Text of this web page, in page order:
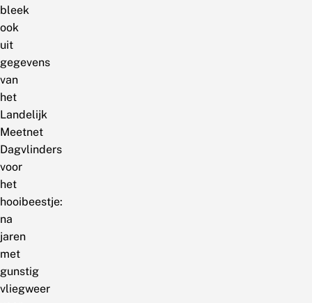
bleek
ook
uit
gegevens
van
het
Landelijk
Meetnet
Dagvlinders
voor
het
hooibeestje:
na
jaren
met
gunstig
vliegweer